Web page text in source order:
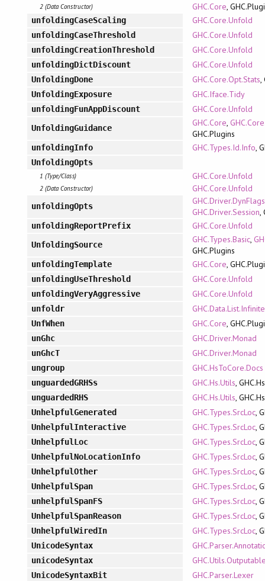
2 (Data Constructor) GHC.Core,
unfoldingCaseScaling GHC.Core.Unfold
unfoldingCaseThreshold GHC.Core.Unfold
unfoldingCreationThreshold GHC.Core.Unfold
unfoldingDictDiscount GHC.Core.Unfold
UnfoldingDone GHC.Core.Opt.Stats,
UnfoldingExposure GHC.Iface.Tidy
unfoldingFunAppDiscount GHC.Core.Unfold
UnfoldingGuidance GHC.Core,
GHC.Plugins
unfoldingInfo GHC.Types.Id.Info,
UnfoldingOpts
1 (Type/Class) GHC.Core.Unfold
2 (Data Constructor) GHC.Core.Unfold
unfoldingOpts
GHC.Driver.DynFlags
GHC.Driver.Session,
unfoldingReportPrefix GHC.Core.Unfold
UnfoldingSource GHC.Types.Basic,
GHC.Plugins
unfoldingTemplate GHC.Core,
unfoldingUseThreshold GHC.Core.Unfold
unfoldingVeryAggressive GHC.Core.Unfold
unfoldr GHC.Data.List.Infinite
UnfWhen GHC.Core,
unGhc GHC.Driver.Monad
unGhcT GHC.Driver.Monad
ungroup GHC.HsToCore.Docs
unguardedGRHSs GHC.Hs.Utils,
unguardedRHS GHC.Hs.Utils,
UnhelpfulGenerated GHC.Types.SrcLoc,
UnhelpfulInteractive GHC.Types.SrcLoc,
UnhelpfulLoc GHC.Types.SrcLoc,
UnhelpfulNoLocationInfo GHC.Types.SrcLoc,
UnhelpfulOther GHC.Types.SrcLoc,
UnhelpfulSpan GHC.Types.SrcLoc,
unhelpfulSpanFS GHC.Types.SrcLoc,
UnhelpfulSpanReason GHC.Types.SrcLoc,
UnhelpfulWiredIn GHC.Types.SrcLoc,
UnicodeSyntax
unicodeSyntax
UnicodeSyntaxBit GHC.Parser.Lexer